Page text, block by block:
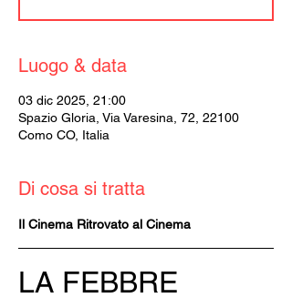
Luogo & data
03 dic 2025, 21:00
Spazio Gloria, Via Varesina, 72, 22100
Como CO, Italia
Di cosa si tratta
Il Cinema Ritrovato al Cinema
LA FEBBRE